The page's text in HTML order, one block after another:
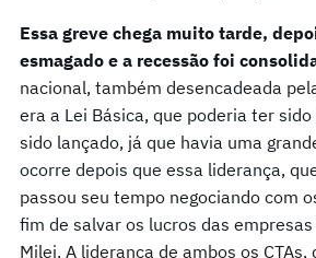
Essa greve chega muito tarde,
esmagado e a recessão foi
nacional, também desencadeada
era a Lei Básica, que poderia ter
sido lançado, já que havia uma
ocorre depois que essa liderança,
passou seu tempo negociando com
fim de salvar os lucros das
Milei. A liderança de ambos os